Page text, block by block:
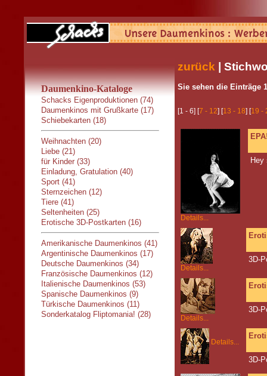
Daumenkino-Kataloge
Schacks Eigenproduktionen (74)
Daumenkinos mit Grußkarte (17)
Schiebekarten (18)
Weihnachten (20)
Liebe (21)
für Kinder (33)
Einladung, Gratulation (40)
Sport (41)
Sternzeichen (12)
Tiere (41)
Seltenheiten (25)
Erotische 3D-Postkarten (16)
Amerikanische Daumenkinos (41)
Argentinische Daumenkinos (17)
Deutsche Daumenkinos (34)
Französische Daumenkinos (12)
Italienische Daumenkinos (53)
Spanische Daumenkinos (9)
Türkische Daumenkinos (11)
Sonderkatalog Fliptomania! (28)
zurück |
Sie sehen die Einträge
[1 - 6] [7 - 12] [13 - 18] [19 -
Details...
Hey
Details...
3D-
Details...
3D-
Details...
3D-